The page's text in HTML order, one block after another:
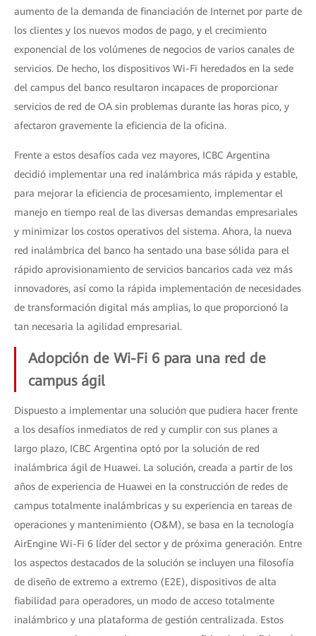
aumento de la demanda de financiación de Internet por parte de
los clientes y los nuevos modos de pago, y el crecimiento
exponencial de los volúmenes de negocios de varios canales de
servicios. De hecho, los dispositivos Wi-Fi heredados en la sede
del campus del banco resultaron incapaces de proporcionar
servicios de red de OA sin problemas durante las horas pico, y
afectaron gravemente la eficiencia de la oficina.
Frente a estos desafíos cada vez mayores, ICBC Argentina
decidió implementar una red inalámbrica más rápida y estable,
para mejorar la eficiencia de procesamiento, implementar el
manejo en tiempo real de las diversas demandas empresariales
y minimizar los costos operativos del sistema. Ahora, la nueva
red inalámbrica del banco ha sentado una base sólida para el
rápido aprovisionamiento de servicios bancarios cada vez más
innovadores, así como la rápida implementación de necesidades
de transformación digital más amplias, lo que proporcionó la
tan necesaria la agilidad empresarial.
Adopción de Wi-Fi 6 para una red de
campus ágil
Dispuesto a implementar una solución que pudiera hacer frente
a los desafíos inmediatos de red y cumplir con sus planes a
largo plazo, ICBC Argentina optó por la solución de red
inalámbrica ágil de Huawei. La solución, creada a partir de los
años de experiencia de Huawei en la construcción de redes de
campus totalmente inalámbricas y su experiencia en tareas de
operaciones y mantenimiento (O&M), se basa en la tecnología
AirEngine Wi-Fi 6 líder del sector y de próxima generación. Entre
los aspectos destacados de la solución se incluyen una filosofía
de diseño de extremo a extremo (E2E), dispositivos de alta
fiabilidad para operadores, un modo de acceso totalmente
inalámbrico y una plataforma de gestión centralizada. Estos